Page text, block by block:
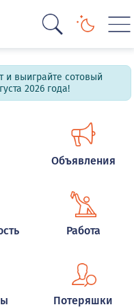
и выиграйте сотовый
2026 года!
Объявления
Работа
Потеряшки